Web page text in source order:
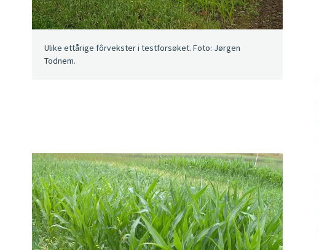
Ulike ettårige fôrvekster i testforsøket. Foto: Jørgen
Todnem.